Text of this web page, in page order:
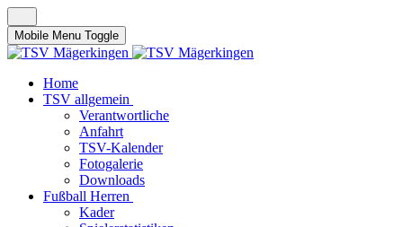
Mobile Menu Toggle
Home
TSV allgemein
Verantwortliche
Anfahrt
TSV-Kalender
Fotogalerie
Downloads
Fußball Herren
Kader